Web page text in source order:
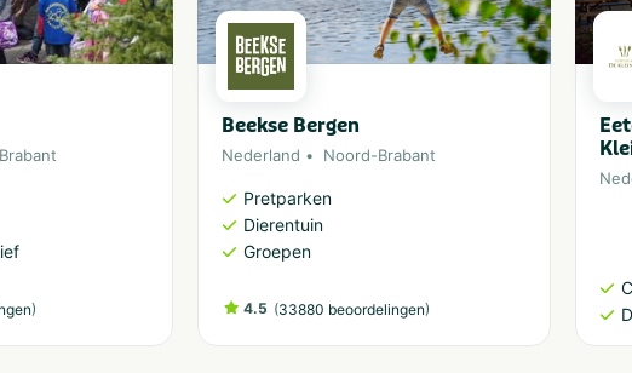
)
Beekse Bergen
Nederland Noord-Brabant
Pretparken
Dierentuin
Groepen
4.5 (33880 beoordelingen)